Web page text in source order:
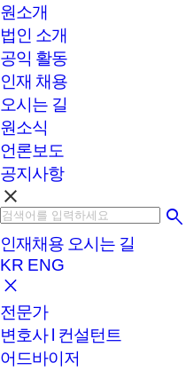
원소개
법인 소개
공익 활동
인재 채용
오시는 길
원소식
언론보도
공지사항
clear
인재채용 오시는 길
KR ENG
전문가
변호사 l 컨설턴트
어드바이저